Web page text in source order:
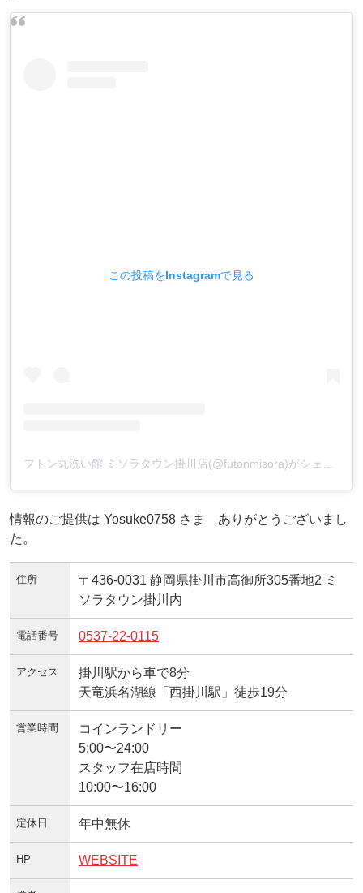
この投稿をInstagramで見る
情報のご提供は Yosuke0758 さま ありがとうございまし
た。
住所
〒436-0031 静岡県掛川市高御所305番地2 ミ
ソラタウン掛川内
電話番号 0537-22-0115
アクセス
掛川駅から車で8分
天竜浜名湖線「西掛川駅」徒歩19分
営業時間
コインランドリー
5:00〜24:00
スタッフ在店時間
10:00〜16:00
定休日 年中無休
HP WEBSITE